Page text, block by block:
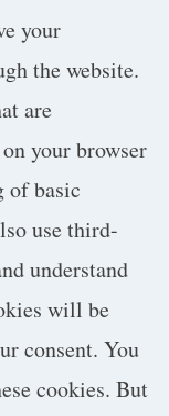
your
the website.
are
your browser
of basic
use third-
understand
will be
consent. You
cookies. But